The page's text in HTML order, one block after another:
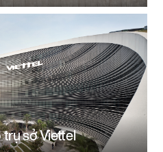
sở Viettel